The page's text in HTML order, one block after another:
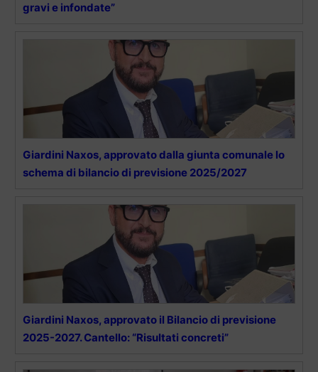
gravi e infondate”
Giardini Naxos, approvato dalla giunta comunale lo
schema di bilancio di previsione 2025/2027
Giardini Naxos, approvato il Bilancio di previsione
2025-2027. Cantello: “Risultati concreti”